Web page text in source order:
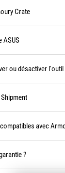
Crate
ASUS
ou désactiver
avec
?